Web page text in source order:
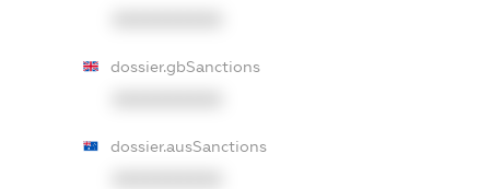
dossier.gbSanctions
dossier.ausSanctions